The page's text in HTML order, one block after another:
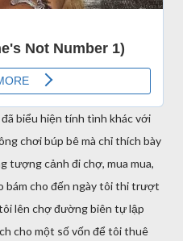
biểu hiện tính tình khác với
chơi búp bê mà chỉ thích bày
tượng cảnh đi chợ, mua mua,
bám cho đến ngày tôi thi trượt
lên chợ đường biên tự lập
cho một số vốn để tôi thuê